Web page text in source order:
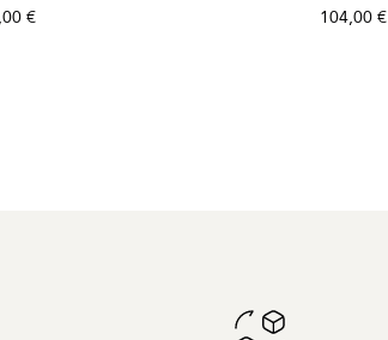
€ 104,00 €